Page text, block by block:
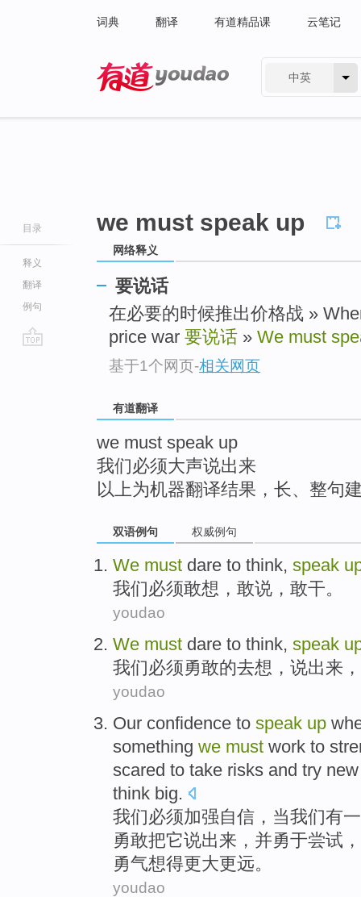
词典 翻译 有道精品课 云笔记
中英
目录
释义
翻译
例句
we must speak up
网络释义
要说话
在必要的时候推出价格战 »
price war 要说话 » We must
基于1个网页-相关网页
有道翻译
we must speak up
我们必须大声说出来
以上为机器翻译结果，长、整句
双语例句 权威例句
We must dare to think, speak
我们必须敢想 ，敢说 ，敢干。
youdao
We must dare to think, speak
我们必须勇敢的去想 ， 说出来
youdao
Our confidence to speak up
something we must work to
scared to take risks and try
think big.
我们必须加强自信 ， 当我们有
勇敢把它说出来， 并勇于尝试
勇气想得更大更远。
youdao